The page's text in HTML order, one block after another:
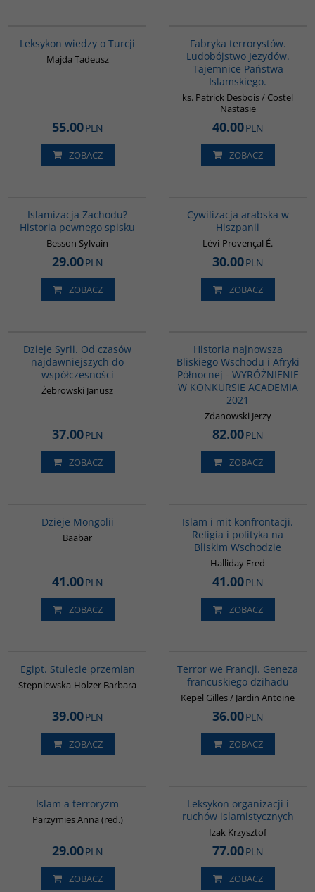
Leksykon wiedzy o Turcji
Majda Tadeusz
55.00PLN
ZOBACZ
Fabryka terrorystów.
Ludobójstwo Jezydów.
Tajemnice Państwa
Islamskiego.
ks. Patrick Desbois / Costel
Nastasie
40.00PLN
ZOBACZ
Islamizacja Zachodu?
Historia pewnego spisku
Besson Sylvain
29.00PLN
ZOBACZ
Cywilizacja arabska w
Hiszpanii
Lévi-Provençal É.
30.00PLN
ZOBACZ
Dzieje Syrii. Od czasów
najdawniejszych do
współczesności
Żebrowski Janusz
37.00PLN
ZOBACZ
Historia najnowsza
Bliskiego Wschodu i Afryki
Północnej - WYRÓŻNIENIE
W KONKURSIE ACADEMIA
2021
Zdanowski Jerzy
82.00PLN
ZOBACZ
Dzieje Mongolii
Baabar
41.00PLN
ZOBACZ
Islam i mit konfrontacji.
Religia i polityka na
Bliskim Wschodzie
Halliday Fred
41.00PLN
ZOBACZ
Egipt. Stulecie przemian
Stępniewska-Holzer Barbara
39.00PLN
ZOBACZ
Terror we Francji. Geneza
francuskiego dżihadu
Kepel Gilles / Jardin Antoine
36.00PLN
ZOBACZ
Islam a terroryzm
Parzymies Anna (red.)
29.00PLN
ZOBACZ
Leksykon organizacji i
ruchów islamistycznych
Izak Krzysztof
77.00PLN
ZOBACZ